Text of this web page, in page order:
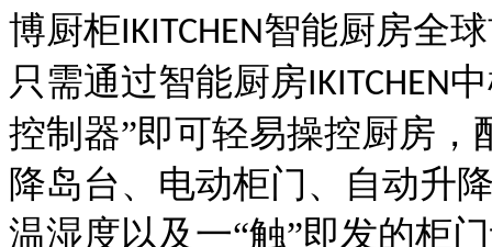
博厨柜IKITCHEN智能厨房全球
只需通过智能厨房IKITCHEN
控制器”即可轻易操控厨房
降岛台、电动柜门、自动
温湿度以及一“触”即发的柜门